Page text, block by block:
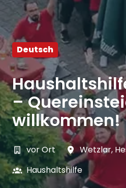
Deutsch
–
willkommen!
vor Ort Wetzlar,
Haushaltshilfe